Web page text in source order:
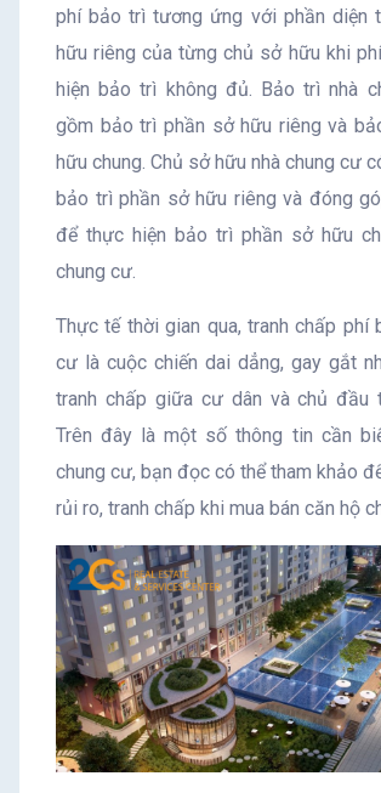
phí bảo trì tương ứng với phần diện
hữu riêng của từng chủ sở hữu khi
hiện bảo trì không đủ. Bảo trì nhà
gồm bảo trì phần sở hữu riêng và
hữu chung. Chủ sở hữu nhà chung cư
bảo trì phần sở hữu riêng và đóng
để thực hiện bảo trì phần sở hữu
chung cư.
Thực tế thời gian qua, tranh chấp phí
cư là cuộc chiến dai dẳng, gay gắt
tranh chấp giữa cư dân và chủ đầu
Trên đây là một số thông tin cần
chung cư, bạn đọc có thể tham khảo
rủi ro, tranh chấp khi mua bán căn hộ